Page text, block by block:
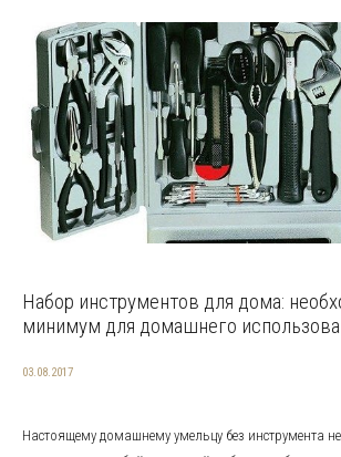
Набор инструментов для дома:
минимум для домашнего
03.08.2017
Настоящему домашнему умельцу без инструмента